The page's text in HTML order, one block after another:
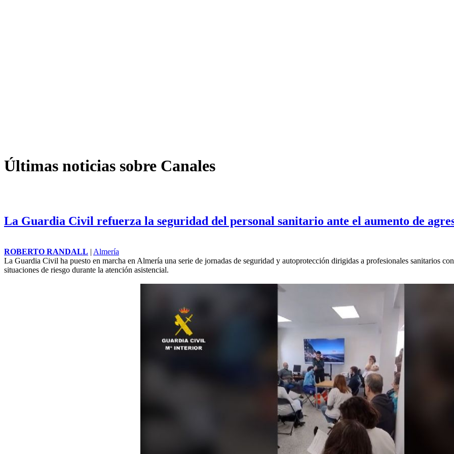
Últimas noticias sobre Canales
La Guardia Civil refuerza la seguridad del personal sanitario ante el aumento de
ROBERTO RANDALL | Almería
La Guardia Civil ha puesto en marcha en Almería una serie de jornadas de seguridad y autoprotección dirigidas a profesionales sanitarios
situaciones de riesgo durante la atención asistencial.